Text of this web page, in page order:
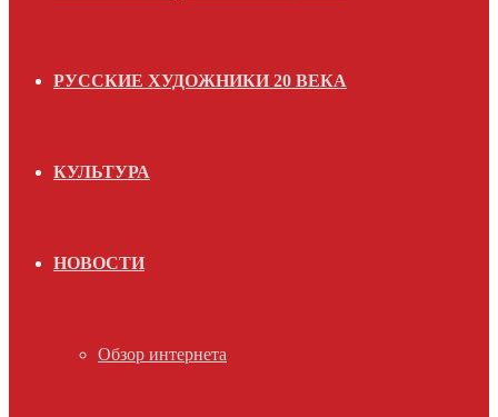
РУССКИЕ ХУДОЖНИКИ 20 ВЕКА
КУЛЬТУРА
НОВОСТИ
Обзор интернета